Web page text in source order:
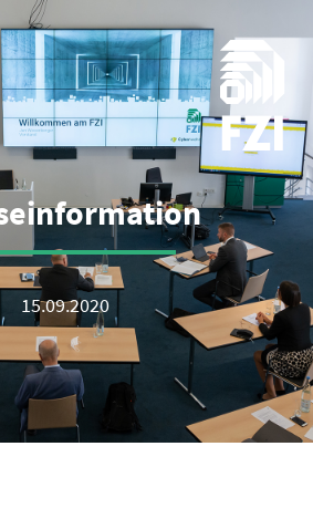
15.09.2020